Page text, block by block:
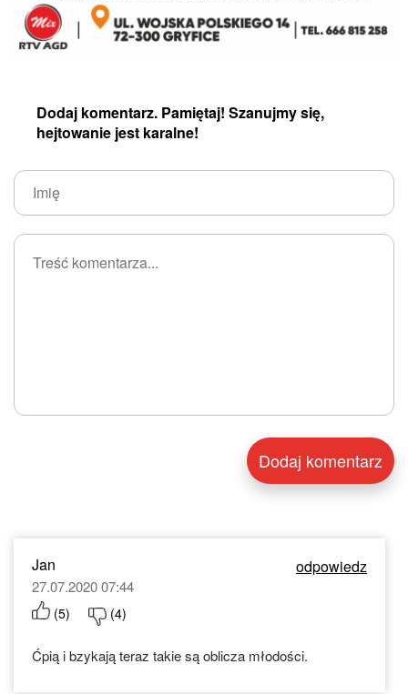
Dodaj komentarz. Pamiętaj! Szanujmy się,
hejtowanie jest karalne!
Jan odpowiedz
27.07.2020 07:44
(5) (4)
Ćpią i bzykają teraz takie są oblicza młodości.